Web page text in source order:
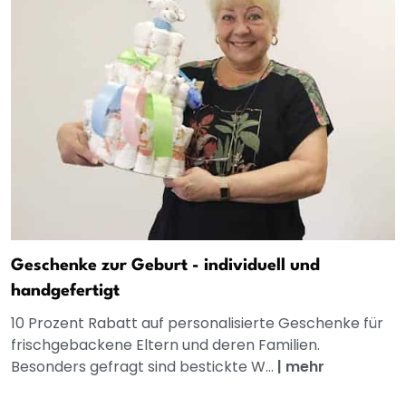
Geschenke zur Geburt - individuell und
handgefertigt
10 Prozent Rabatt auf personalisierte Geschenke für
frischgebackene Eltern und deren Familien.
Besonders gefragt sind bestickte W... | mehr